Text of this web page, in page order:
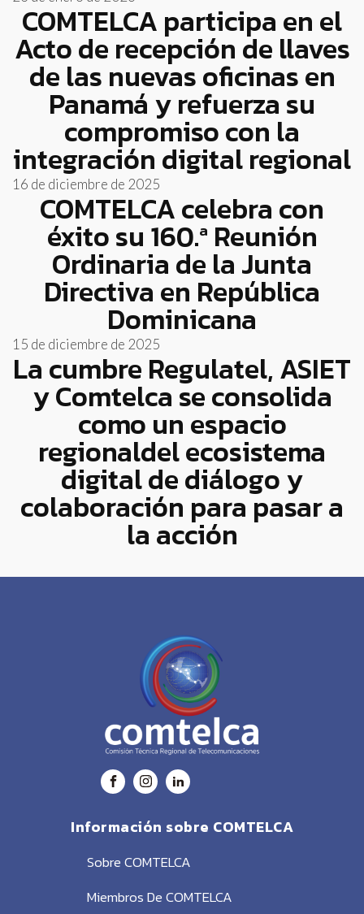
COMTELCA participa en el
Acto de recepción de llaves
de las nuevas oficinas en
Panamá y refuerza su
compromiso con la
integración digital regional
16 de diciembre de 2025
COMTELCA celebra con
éxito su 160.ª Reunión
Ordinaria de la Junta
Directiva en República
Dominicana
15 de diciembre de 2025
La cumbre Regulatel, ASIET
y Comtelca se consolida
como un espacio
regionaldel ecosistema
digital de diálogo y
colaboración para pasar a
la acción
Información sobre COMTELCA
Sobre COMTELCA
Miembros De COMTELCA